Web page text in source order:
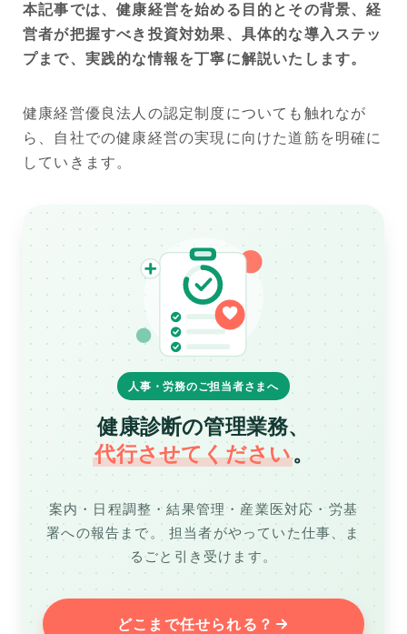
本記事では、健康経営を始める目的とその背景、経
営者が把握すべき投資対効果、具体的な導入ステッ
プまで、実践的な情報を丁寧に解説いたします。
健康経営優良法人の認定制度についても触れなが
ら、自社での健康経営の実現に向けた道筋を明確に
していきます。
人事・労務のご担当者さまへ
健康診断の管理業務、
代行させてください。
案内・日程調整・結果管理・産業医対応・労基
署への報告まで。
担当者がやっていた仕事、ま
るごと引き受けます。
どこまで任せられる？